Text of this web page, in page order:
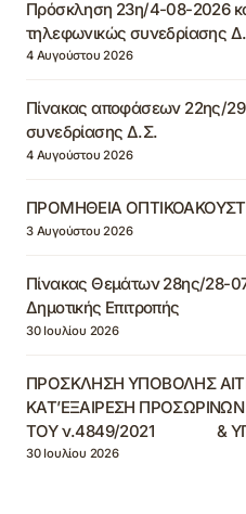
Πρόσκληση 23η/4-08-2026
τηλεφωνικώς συνεδρίασης
4 Αυγούστου 2026
Πίνακας αποφάσεων 22ης/
συνεδρίασης Δ.Σ.
4 Αυγούστου 2026
ΠΡΟΜΗΘΕΙΑ
3 Αυγούστου 2026
Πίνακας Θεμάτων 28ης/28-
Δημοτικής Επιτροπής
30 Ιουλίου 2026
ΠΡΟΣΚΛΗΣΗ ΥΠΟΒΟΛΗΣ
ΚΑΤ’ΕΞΑΙΡΕΣΗ
ΤΟΥ ν.4849/2021 &
30 Ιουλίου 2026